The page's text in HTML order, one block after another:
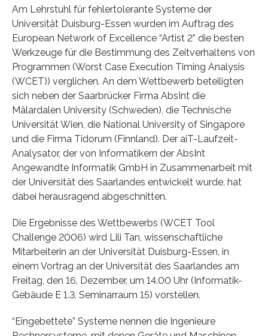
Am Lehrstuhl für fehlertolerante Systeme der
Universität Duisburg-Essen wurden im Auftrag des
European Network of Excellence “Artist 2” die besten
Werkzeuge für die Bestimmung des Zeitverhaltens von
Programmen (Worst Case Execution Timing Analysis
(WCET)) verglichen. An dem Wettbewerb beteiligten
sich neben der Saarbrücker Firma AbsInt die
Mälardalen University (Schweden), die Technische
Universität Wien, die National University of Singapore
und die Firma Tidorum (Finnland). Der aiT-Laufzeit-
Analysator, der von Informatikern der AbsInt
Angewandte Informatik GmbH in Zusammenarbeit mit
der Universität des Saarlandes entwickelt wurde, hat
dabei herausragend abgeschnitten.
Die Ergebnisse des Wettbewerbs (WCET Tool
Challenge 2006) wird Lili Tan, wissenschaftliche
Mitarbeiterin an der Universität Duisburg-Essen, in
einem Vortrag an der Universität des Saarlandes am
Freitag, den 16. Dezember, um 14.00 Uhr (Informatik-
Gebäude E 1.3, Seminarraum 15) vorstellen.
“Eingebettete” Systeme nennen die Ingenieure